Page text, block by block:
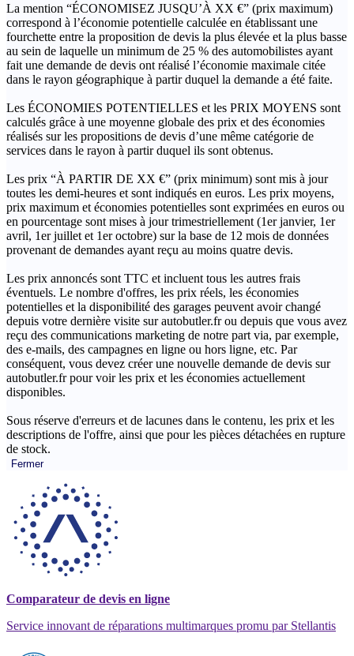
La mention “ÉCONOMISEZ JUSQU’À XX €” (prix maximum)
correspond à l’économie potentielle calculée en établissant une
fourchette entre la proposition de devis la plus élevée et la plus basse
au sein de laquelle un minimum de 25 % des automobilistes ayant
fait une demande de devis ont réalisé l’économie maximale citée
dans le rayon géographique à partir duquel la demande a été faite.
Les ÉCONOMIES POTENTIELLES et les PRIX MOYENS sont
calculés grâce à une moyenne globale des prix et des économies
réalisés sur les propositions de devis d’une même catégorie de
services dans le rayon à partir duquel ils sont obtenus.
Les prix “À PARTIR DE XX €” (prix minimum) sont mis à jour
toutes les demi-heures et sont indiqués en euros. Les prix moyens,
prix maximum et économies potentielles sont exprimées en euros ou
en pourcentage sont mises à jour trimestriellement (1er janvier, 1er
avril, 1er juillet et 1er octobre) sur la base de 12 mois de données
provenant de demandes ayant reçu au moins quatre devis.
Les prix annoncés sont TTC et incluent tous les autres frais
éventuels. Le nombre d'offres, les prix réels, les économies
potentielles et la disponibilité des garages peuvent avoir changé
depuis votre dernière visite sur autobutler.fr ou depuis que vous avez
reçu des communications marketing de notre part via, par exemple,
des e-mails, des campagnes en ligne ou hors ligne, etc. Par
conséquent, vous devez créer une nouvelle demande de devis sur
autobutler.fr pour voir les prix et les économies actuellement
disponibles.
Sous réserve d'erreurs et de lacunes dans le contenu, les prix et les
descriptions de l'offre, ainsi que pour les pièces détachées en rupture
de stock.
Fermer
Comparateur de devis en ligne
Service innovant de réparations multimarques promu par Stellantis